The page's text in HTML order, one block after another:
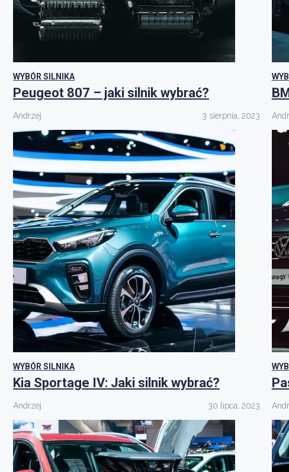
WYBÓR SILNIKA
Peugeot 807 – jaki silnik wybrać?
Andrzej 3 sierpnia, 2023
WYBÓR SILNIKA
Kia Sportage IV: Jaki silnik wybrać?
Andrzej 30 lipca, 2023